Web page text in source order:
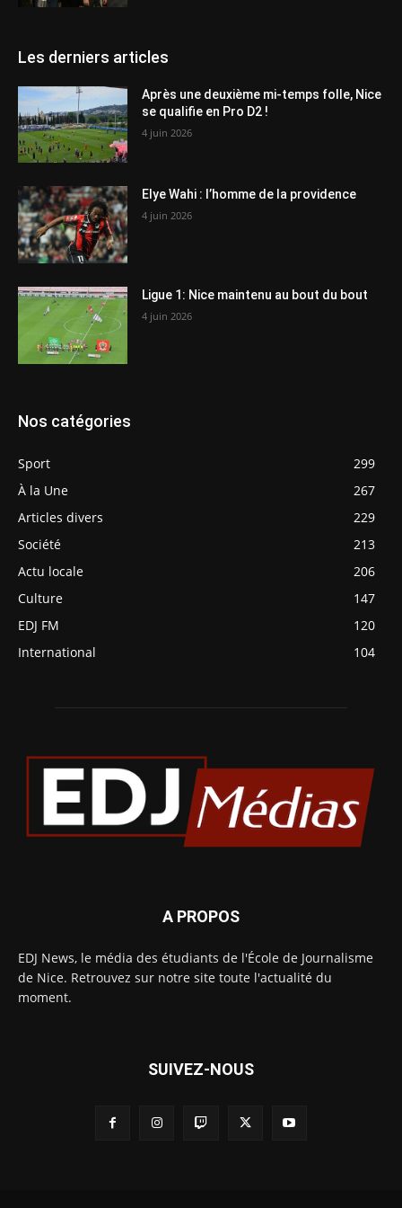
Les derniers articles
Après une deuxième mi-temps folle, Nice
se qualifie en Pro D2 !
4 juin 2026
Elye Wahi : l’homme de la providence
4 juin 2026
Ligue 1: Nice maintenu au bout du bout
4 juin 2026
Nos catégories
Sport
299
À la Une
267
Articles divers
229
Société
213
Actu locale
206
Culture
147
EDJ FM
120
International
104
A PROPOS
EDJ News, le média des étudiants de l'École de Journalisme
de Nice. Retrouvez sur notre site toute l'actualité du
moment.
SUIVEZ-NOUS